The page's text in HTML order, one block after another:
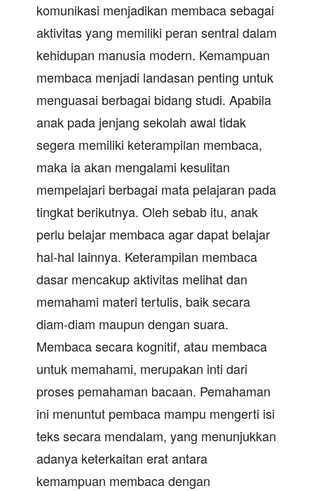
komunikasi menjadikan membaca sebagai
aktivitas yang memiliki peran sentral dalam
kehidupan manusia modern. Kemampuan
membaca menjadi landasan penting untuk
menguasai berbagai bidang studi. Apabila
anak pada jenjang sekolah awal tidak
segera memiliki keterampilan membaca,
maka ia akan mengalami kesulitan
mempelajari berbagai mata pelajaran pada
tingkat berikutnya. Oleh sebab itu, anak
perlu belajar membaca agar dapat belajar
hal-hal lainnya. Keterampilan membaca
dasar mencakup aktivitas melihat dan
memahami materi tertulis, baik secara
diam-diam maupun dengan suara.
Membaca secara kognitif, atau membaca
untuk memahami, merupakan inti dari
proses pemahaman bacaan. Pemahaman
ini menuntut pembaca mampu mengerti isi
teks secara mendalam, yang menunjukkan
adanya keterkaitan erat antara
kemampuan membaca dengan